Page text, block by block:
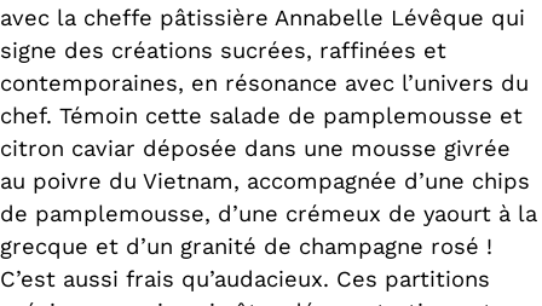
avec la cheffe pâtissière Annabelle Lévêque qui
signe des créations sucrées, raffinées et
contemporaines, en résonance avec l’univers du
chef. Témoin cette salade de pamplemousse et
citron caviar déposée dans une mousse givrée
au poivre du Vietnam, accompagnée d’une chips
de pamplemousse, d’une crémeux de yaourt à la
grecque et d’un granité de champagne rosé !
C’est aussi frais qu’audacieux. Ces partitions